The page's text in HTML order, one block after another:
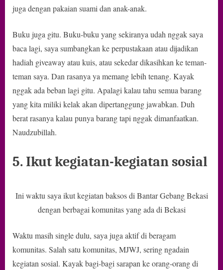
juga dengan pakaian suami dan anak-anak.
Buku juga gitu. Buku-buku yang sekiranya udah nggak saya
baca lagi, saya sumbangkan ke perpustakaan atau dijadikan
hadiah giveaway atau kuis, atau sekedar dikasihkan ke teman-
teman saya. Dan rasanya ya memang lebih tenang. Kayak
nggak ada beban lagi gitu. Apalagi kalau tahu semua barang
yang kita miliki kelak akan dipertanggung jawabkan. Duh
berat rasanya kalau punya barang tapi nggak dimanfaatkan.
Naudzubillah.
5. Ikut kegiatan-kegiatan sosial
Ini waktu saya ikut kegiatan baksos di Bantar Gebang Bekasi
dengan berbagai komunitas yang ada di Bekasi
Waktu masih single dulu, saya juga aktif di beragam
komunitas. Salah satu komunitas, MJWJ, sering ngadain
kegiatan sosial. Kayak bagi-bagi sarapan ke orang-orang di